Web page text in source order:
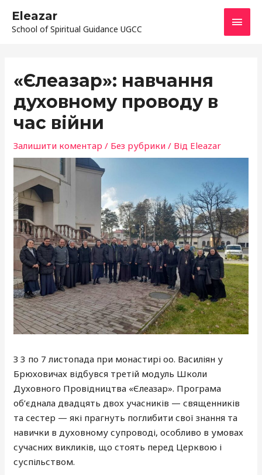
вмісту
Eleazar
School of Spiritual Guidance UGCC
«Єлеазар»: навчання
духовному проводу в
час війни
Залишити коментар / Без рубрики / Від Eleazar
З 3 по 7 листопада при монастирі оо. Василіян у
Брюховичах відбувся третій модуль Школи
Духовного Провідництва «Єлеазар». Програма
об’єднала двадцять двох учасників — священників
та сестер — які прагнуть поглибити свої знання та
навички в духовному супроводі, особливо в умовах
сучасних викликів, що стоять перед Церквою і
суспільством.
запису